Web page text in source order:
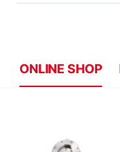
ONLINE SHOP